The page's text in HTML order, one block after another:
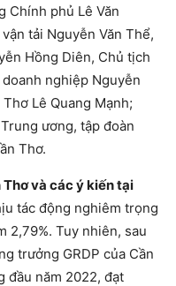
Chính phủ Lê Văn
tải Nguyễn Văn Thể,
Hồng Diên, Chủ tịch
nghiệp Nguyễn
Lê Quang Mạnh;
ương, tập đoàn
Thơ.
Thơ và các ý kiến tại
tác động nghiêm trọng
2,79%. Tuy nhiên, sau
trưởng GRDP của Cần
đầu năm 2022, đạt